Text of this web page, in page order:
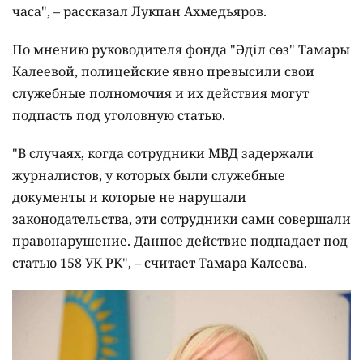
часа", – рассказал Лукпан Ахмедьяров.
По мнению руководителя фонда "Әділ сөз" Тамары
Калеевой, полицейские явно превысили свои
служебные полномочия и их действия могут
подпасть под уголовную статью.
"В случаях, когда сотрудники МВД задержали
журналистов, у которых были служебные
документы и которые не нарушали
законодательства, эти сотрудники сами совершали
правонарушение. Данное действие подпадает под
статью 158 УК РК", – считает Тамара Калеева.